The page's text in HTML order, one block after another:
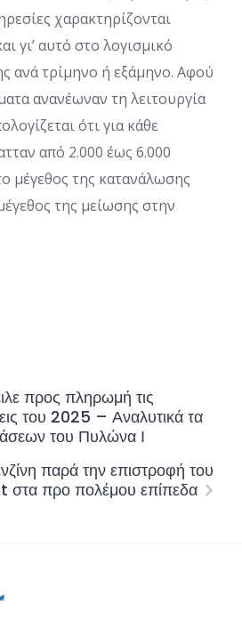
χαρακτηρίζονται
γι’ αυτό στο λογισμικό
ανά τρίμηνο ή εξάμηνο. Αφού
ανανέωναν τη λειτουργία
ότι για κάθε
από 2.000 έως 6.000
μέγεθος της κατανάλωσης
της μείωσης στην
προς πληρωμή τις
του 2025 – Αναλυτικά τα
του Πυλώνα Ι
παρά την επιστροφή του
στα προ πολέμου επίπεδα